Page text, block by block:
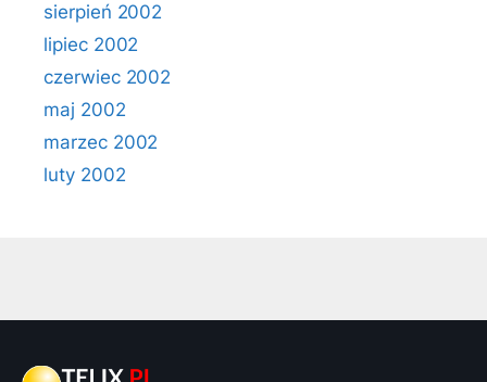
sierpień 2002
lipiec 2002
czerwiec 2002
maj 2002
marzec 2002
luty 2002